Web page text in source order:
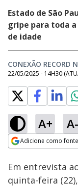
Estado de São
gripe para toda a
de idade
CONEXÃO RECORD
22/05/2025 - 14H30
A+ A-
Adicione como
Ativar
Em entrevista
quinta-feira